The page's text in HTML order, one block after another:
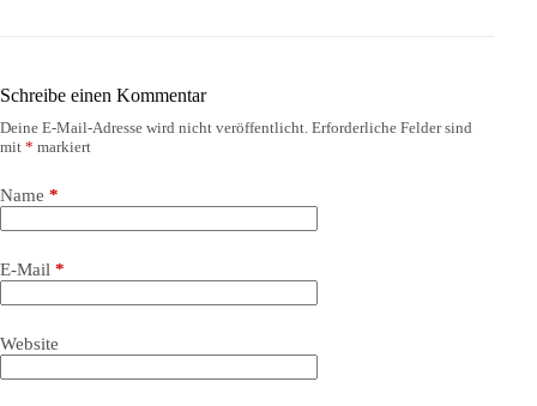
Schreibe einen Kommentar
Deine E-Mail-Adresse wird nicht veröffentlicht. Erforderliche Felder sind
mit * markiert
Name *
E-Mail *
Website